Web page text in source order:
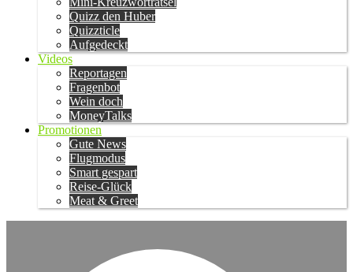
Quizz den Huber
Quizzticle
Aufgedeckt
Videos
Reportagen
Fragenbot
Wein doch
MoneyTalks
Promotionen
Gute News
Flugmodus
Smart gespart
Reise-Glück
Meat & Greet